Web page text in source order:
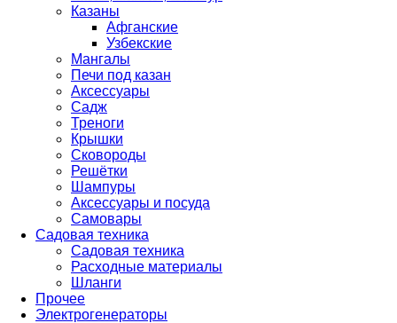
Казаны
Афганские
Узбекские
Мангалы
Печи под казан
Аксессуары
Садж
Треноги
Крышки
Сковороды
Решётки
Шампуры
Аксессуары и посуда
Самовары
Садовая техника
Садовая техника
Расходные материалы
Шланги
Прочее
Электрогенераторы